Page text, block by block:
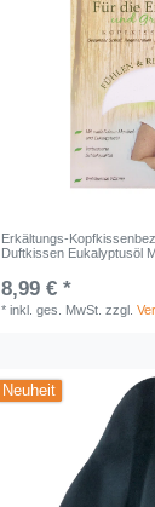
Erkältungs-
Duftkissen Eukalyptusöl
8,99 € *
*inkl. ges. MwSt. zzgl.
Neuheit